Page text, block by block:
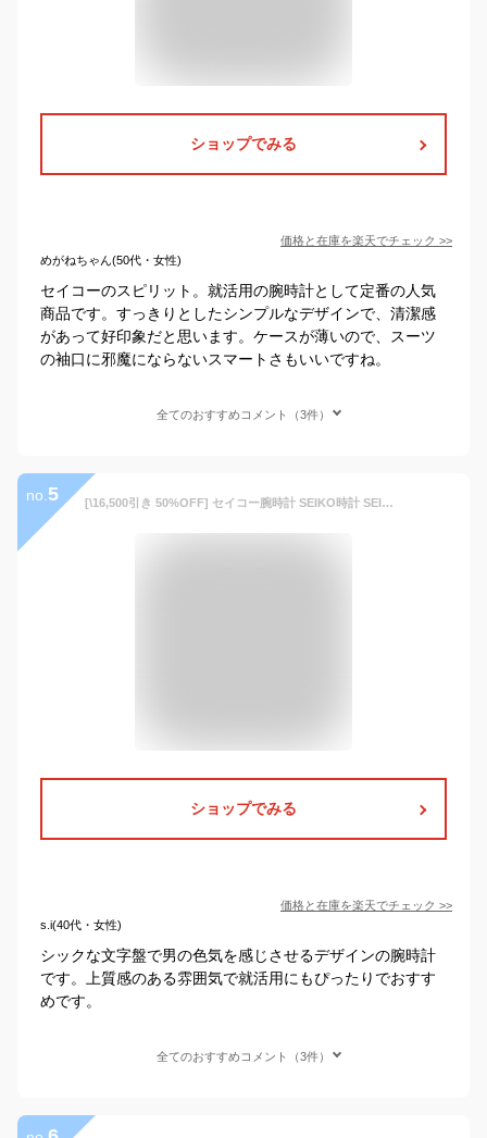
ショップでみる
価格と在庫を楽天でチェック >>
めがねちゃん(50代・女性)
セイコーのスピリット。就活用の腕時計として定番の人気
商品です。すっきりとしたシンプルなデザインで、清潔感
があって好印象だと思います。ケースが薄いので、スーツ
の袖口に邪魔にならないスマートさもいいですね。
全てのおすすめコメント（3件）
no. 5 [\16,500引き 50%OFF] セイコー腕時計 SEIKO時計 SEIKO 腕時計 セイコー 時計 スピリット SPIRIT メンズ ネイビー SBTR019 [ 正規品 定番 スポーツウォッチ クロノグラフ バーインデックス スーツ 革 レザー ブランド 就活 ] 誕生日 プレゼント ギフト 2022
ショップでみる
価格と在庫を楽天でチェック >>
s.i(40代・女性)
シックな文字盤で男の色気を感じさせるデザインの腕時計
です。上質感のある雰囲気で就活用にもぴったりでおすす
めです。
全てのおすすめコメント（3件）